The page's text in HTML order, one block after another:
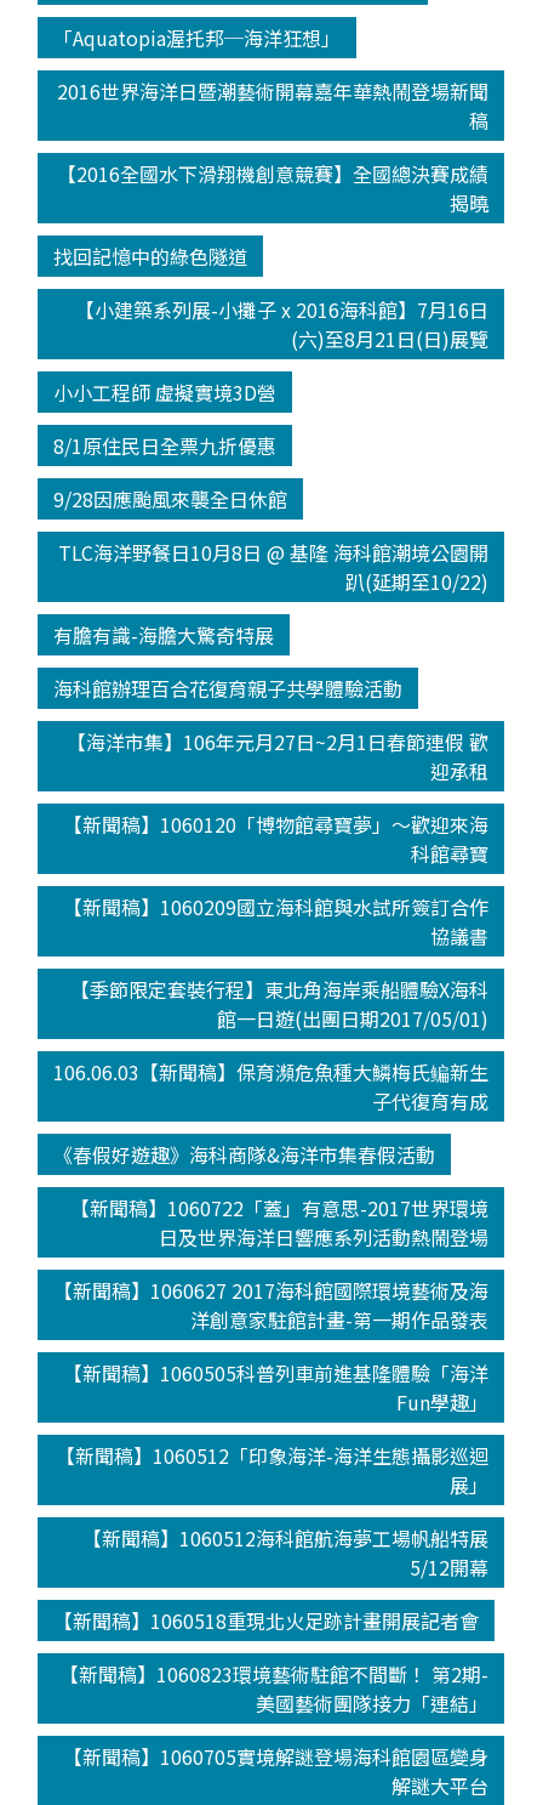
「Aquatopia渥托邦─海洋狂想」
2016世界海洋日暨潮藝術開幕嘉年華熱鬧登場新聞
稿
【2016全國水下滑翔機創意競賽】全國總決賽成績
揭曉
找回記憶中的綠色隧道
【小建築系列展-小攤子 x 2016海科館】7月16日
(六)至8月21日(日)展覽
小小工程師 虛擬實境3D營
8/1原住民日全票九折優惠
9/28因應颱風來襲全日休館
TLC海洋野餐日10月8日 @ 基隆 海科館潮境公園開
趴(延期至10/22)
有膽有識-海膽大驚奇特展
海科館辦理百合花復育親子共學體驗活動
【海洋市集】106年元月27日~2月1日春節連假 歡
迎承租
【新聞稿】1060120「博物館尋寶夢」～歡迎來海
科館尋寶
【新聞稿】1060209國立海科館與水試所簽訂合作
協議書
【季節限定套裝行程】東北角海岸乘船體驗X海科
館一日遊(出團日期2017/05/01)
106.06.03【新聞稿】保育瀕危魚種大鱗梅氏鳊新生
子代復育有成
《春假好遊趣》海科商隊&海洋市集春假活動
【新聞稿】1060722「蓋」有意思-2017世界環境
日及世界海洋日響應系列活動熱鬧登場
【新聞稿】1060627 2017海科館國際環境藝術及海
洋創意家駐館計畫-第一期作品發表
【新聞稿】1060505科普列車前進基隆體驗「海洋
Fun學趣」
【新聞稿】1060512「印象海洋-海洋生態攝影巡迴
展」
【新聞稿】1060512海科館航海夢工場帆船特展
5/12開幕
【新聞稿】1060518重現北火足跡計畫開展記者會
【新聞稿】1060823環境藝術駐館不間斷！ 第2期-
美國藝術團隊接力「連結」
【新聞稿】1060705實境解謎登場海科館園區變身
解謎大平台